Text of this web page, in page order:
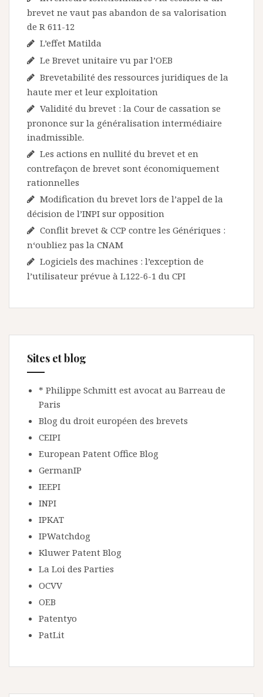
brevet ne vaut pas abandon de sa valorisation
de R 611-12
L’effet Matilda
Le Brevet unitaire vu par l’OEB
Brevetabilité des ressources juridiques de la
haute mer et leur exploitation
Validité du brevet : la Cour de cassation se
prononce sur la généralisation intermédiaire
inadmissible.
Les actions en nullité du brevet et en
contrefaçon de brevet sont économiquement
rationnelles
Modification du brevet lors de l’appel de la
décision de l’INPI sur opposition
Conflit brevet & CCP contre les Génériques :
n‘oubliez pas la CNAM
Logiciels des machines : l’exception de
l’utilisateur prévue à L122-6-1 du CPI
Sites et blog
* Philippe Schmitt est avocat au Barreau de
Paris
Blog du droit européen des brevets
CEIPI
European Patent Office Blog
GermanIP
IEEPI
INPI
IPKAT
IPWatchdog
Kluwer Patent Blog
La Loi des Parties
OCVV
OEB
Patentyo
PatLit